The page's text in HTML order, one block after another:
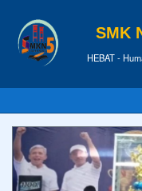
SMK
HEBAT -